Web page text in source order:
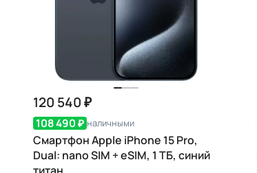
120 540 ₽
108 490 ₽ наличными
Смартфон Apple iPhone 15 Pro,
Dual: nano SIM + eSIM, 1 ТБ, синий